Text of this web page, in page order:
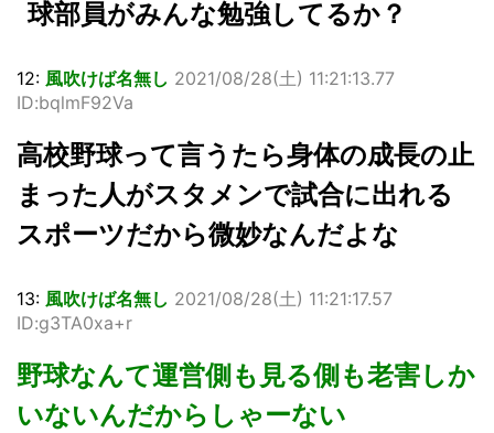
球部員がみんな勉強してるか？
12: 風吹けば名無し 2021/08/28(土) 11:21:13.77
ID:bqlmF92Va
高校野球って言うたら身体の成長の止
まった人がスタメンで試合に出れる
スポーツだから微妙なんだよな
13: 風吹けば名無し 2021/08/28(土) 11:21:17.57
ID:g3TA0xa+r
野球なんて運営側も見る側も老害しか
いないんだからしゃーない